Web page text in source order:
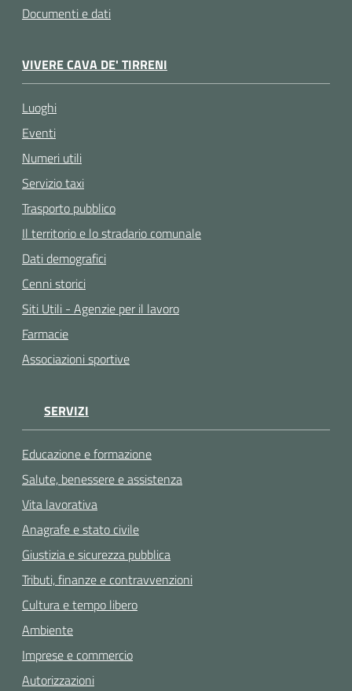
Documenti e dati
VIVERE CAVA DE' TIRRENI
Luoghi
Eventi
Numeri utili
Servizio taxi
Trasporto pubblico
Il territorio e lo stradario comunale
Dati demografici
Cenni storici
Siti Utili - Agenzie per il lavoro
Farmacie
Associazioni sportive
SERVIZI
Educazione e formazione
Salute, benessere e assistenza
Vita lavorativa
Anagrafe e stato civile
Giustizia e sicurezza pubblica
Tributi, finanze e contravvenzioni
Cultura e tempo libero
Ambiente
Imprese e commercio
Autorizzazioni